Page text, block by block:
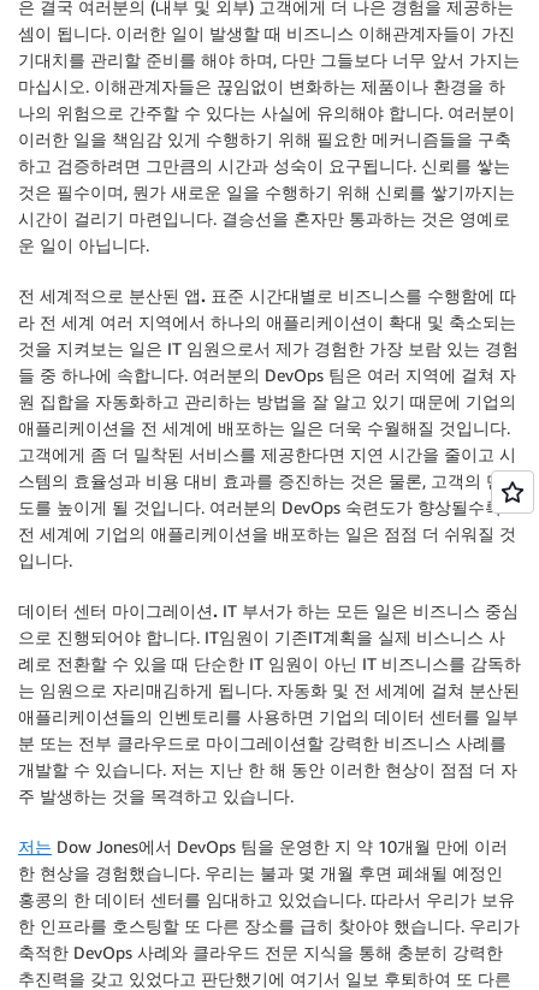
은 결국 여러분의 (내부 및 외부) 고객에게 더 나은 경험을 제공하는
셈이 됩니다. 이러한 일이 발생할 때 비즈니스 이해관계자들이 가진
기대치를 관리할 준비를 해야 하며, 다만 그들보다 너무 앞서 가지는
마십시오. 이해관계자들은 끊임없이 변화하는 제품이나 환경을 하
나의 위험으로 간주할 수 있다는 사실에 유의해야 합니다. 여러분이
이러한 일을 책임감 있게 수행하기 위해 필요한 메커니즘들을 구축
하고 검증하려면 그만큼의 시간과 성숙이 요구됩니다. 신뢰를 쌓는
것은 필수이며, 뭔가 새로운 일을 수행하기 위해 신뢰를 쌓기까지는
시간이 걸리기 마련입니다. 결승선을 혼자만 통과하는 것은 영예로
운 일이 아닙니다.
전 세계적으로 분산된 앱. 표준 시간대별로 비즈니스를 수행함에 따
라 전 세계 여러 지역에서 하나의 애플리케이션이 확대 및 축소되는
것을 지켜보는 일은 IT 임원으로서 제가 경험한 가장 보람 있는 경험
들 중 하나에 속합니다. 여러분의 DevOps 팀은 여러 지역에 걸쳐 자
원 집합을 자동화하고 관리하는 방법을 잘 알고 있기 때문에 기업의
애플리케이션을 전 세계에 배포하는 일은 더욱 수월해질 것입니다.
고객에게 좀 더 밀착된 서비스를 제공한다면 지연 시간을 줄이고 시
스템의 효율성과 비용 대비 효과를 증진하는 것은 물론, 고객의 만족
도를 높이게 될 것입니다. 여러분의 DevOps 숙련도가 향상될수록
전 세계에 기업의 애플리케이션을 배포하는 일은 점점 더 쉬워질 것
입니다.
데이터 센터 마이그레이션. IT 부서가 하는 모든 일은 비즈니스 중심
으로 진행되어야 합니다. IT임원이 기존IT계획을 실제 비스니스 사
례로 전환할 수 있을 때 단순한 IT 임원이 아닌 IT 비즈니스를 감독하
는 임원으로 자리매김하게 됩니다. 자동화 및 전 세계에 걸쳐 분산된
애플리케이션들의 인벤토리를 사용하면 기업의 데이터 센터를 일부
분 또는 전부 클라우드로 마이그레이션할 강력한 비즈니스 사례를
개발할 수 있습니다. 저는 지난 한 해 동안 이러한 현상이 점점 더 자
주 발생하는 것을 목격하고 있습니다.
저는 Dow Jones에서 DevOps 팀을 운영한 지 약 10개월 만에 이러
한 현상을 경험했습니다. 우리는 불과 몇 개월 후면 폐쇄될 예정인
홍콩의 한 데이터 센터를 임대하고 있었습니다. 따라서 우리가 보유
한 인프라를 호스팅할 또 다른 장소를 급히 찾아야 했습니다. 우리가
축적한 DevOps 사례와 클라우드 전문 지식을 통해 충분히 강력한
추진력을 갖고 있었다고 판단했기에 여기서 일보 후퇴하여 또 다른